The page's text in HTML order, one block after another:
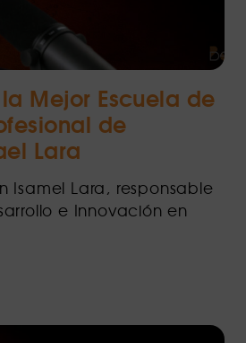
Mejor Escuela de
de
Lara
Isamel Lara, responsable
e Innovación en